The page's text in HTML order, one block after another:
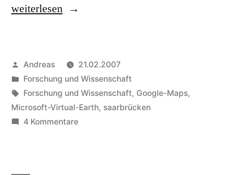
„Saarbrücken:
Earth
vs.
Google
Maps“
weiterlesen
Veröffentlicht
von
Andreas
21.02.2007
Veröffentlicht
in
Forschung und Wissenschaft
Schlagwörter:
Forschung und Wissenschaft, Google-Maps,
Microsoft-Virtual-Earth, saarbrücken
4 Kommentarezu